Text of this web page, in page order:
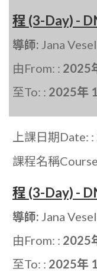
程 (3-Day) -
導師: Jana
由From: : 2025
至To: : 2025年
上課日期Date: :
課程名稱
程 (3-Day) -
導師: Jana
由From: : 2025
至To: : 2025年